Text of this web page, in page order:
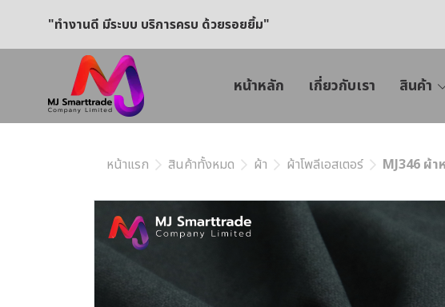
"ทำงานดี มีระบบ บริการครบ ด้วยรอยยิ้ม"
หน้าหลัก เกี่ยวกับเรา สินค้า
หน้าแรก สินค้าทั้งหมด ผ้า ผ้าโพลีเอสเตอร์ MJ346 ผ้า